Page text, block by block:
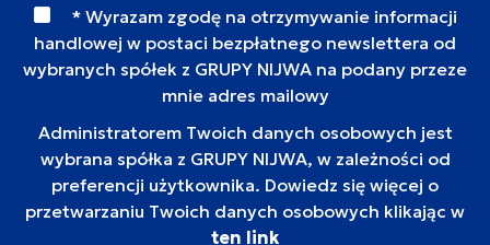
* Wyrazam zgodę na otrzymywanie informacji
handlowej w postaci bezpłatnego newslettera od
wybranych spółek z GRUPY NIJWA na podany przeze
mnie adres mailowy
Administratorem Twoich danych osobowych jest
wybrana spółka z GRUPY NIJWA, w zależności od
preferencji użytkownika. Dowiedz się więcej o
przetwarzaniu Twoich danych osobowych klikając w
ten link